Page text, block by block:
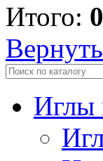
Итого: 0
Иглы